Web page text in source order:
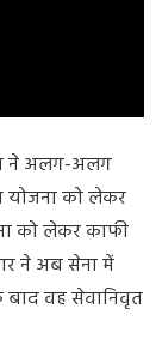
ने अलग-अलग
योजना को लेकर
को लेकर काफी
ने अब सेना में
वह सेवानिवृत